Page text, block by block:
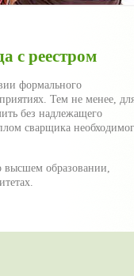
с реестром
формального
Тем не менее,
без надлежащего
сварщика
высшем образовании,